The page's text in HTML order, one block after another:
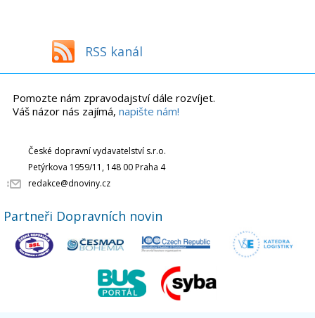
RSS kanál
Pomozte nám zpravodajství dále rozvíjet.
Váš názor nás zajímá, napište nám!
České dopravní vydavatelství s.r.o.
Petýrkova 1959/11, 148 00 Praha 4
redakce@dnoviny.cz
Partneři Dopravních novin